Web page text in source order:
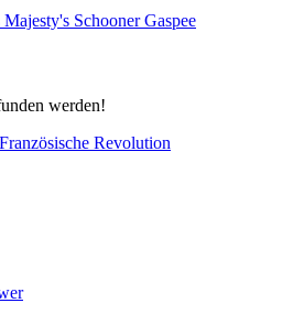
Schooner Gaspee
werden!